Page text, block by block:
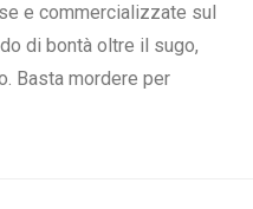
e commercializzate sul
di bontà oltre il sugo,
Basta mordere per